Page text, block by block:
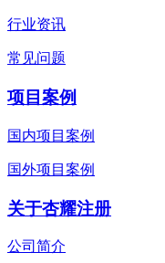
行业资讯
常见问题
项目案例
国内项目案例
国外项目案例
关于杏耀注册
公司简介